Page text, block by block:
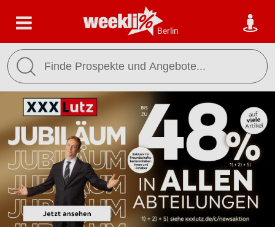
Berlin